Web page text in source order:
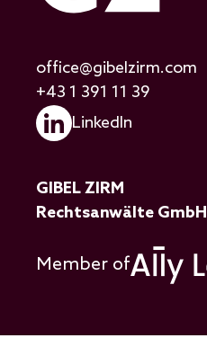
office@gibelzirm.com
+43 1 391 11 39
LinkedIn
Member of
GIBEL ZIRM
Rechtsanwälte GmbH